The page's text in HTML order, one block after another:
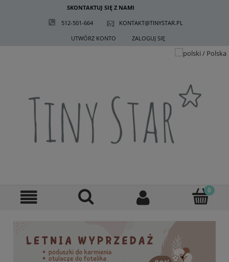
SKONTAKTUJ SIĘ Z NAMI
512-501-664
KONTAKT@TINYSTAR.PL
UTWÓRZ KONTO
ZALOGUJ SIĘ